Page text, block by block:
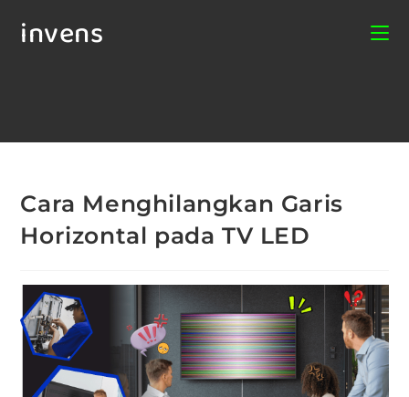
invens
Cara Menghilangkan Garis
Horizontal pada TV LED